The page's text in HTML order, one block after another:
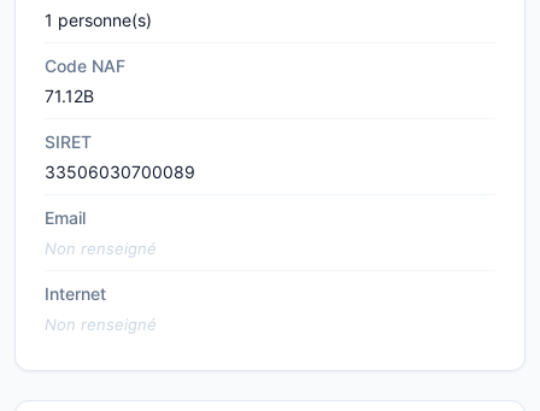
1 personne(s)
Code NAF
71.12B
SIRET
33506030700089
Email
Non renseigné
Internet
Non renseigné